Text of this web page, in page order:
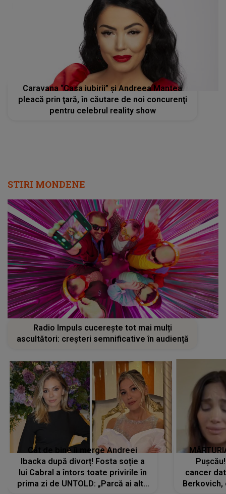
Caravana “Casa iubirii” şi Andreea Mantea
pleacă prin ţară, în căutare de noi concurenţi
pentru celebrul reality show
STIRI MONDENE
Radio Impuls cucerește tot mai mulți
ascultători: creșteri semnificative în audiență
Cât de bine îi merge Andreei
Ibacka după divorț! Fosta soție a
lui Cabral a întors toate privirile în
prima zi de UNTOLD: „Parcă ai altă
cancer
Berkovich,